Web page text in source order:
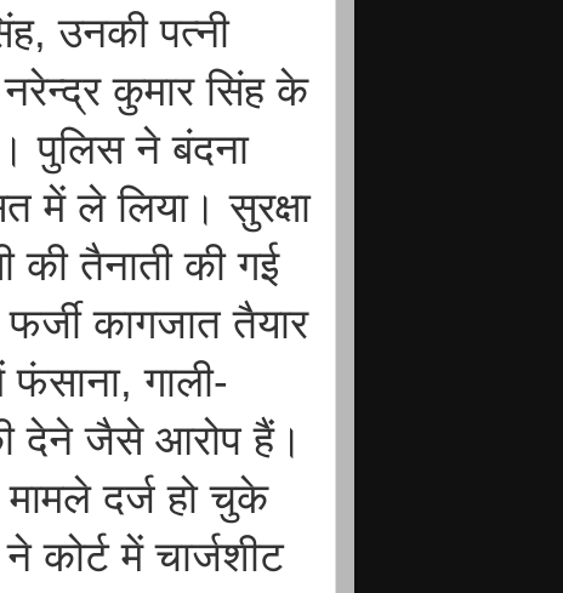
उनकी पत्नी
कुमार सिंह के
पुलिस ने बंदना
में ले लिया। सुरक्षा
की तैनाती की गई
कागजात तैयार
गाली-
देने जैसे आरोप हैं।
दर्ज हो चुके
कोर्ट में चार्जशीट